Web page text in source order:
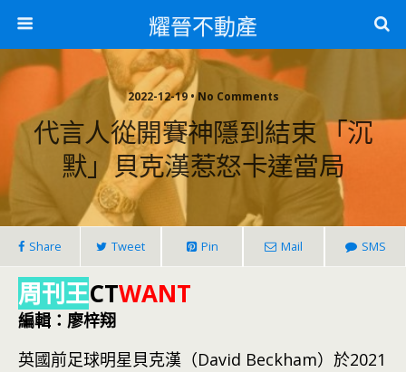
耀晉不動產
2022-12-19 • No Comments
代言人從開賽神隱到結束 「沉
默」貝克漢惹怒卡達當局
Share Tweet Pin Mail SMS
周刊王CTWANT
編輯：廖梓翔
英國前足球明星貝克漢（David Beckham）於2021